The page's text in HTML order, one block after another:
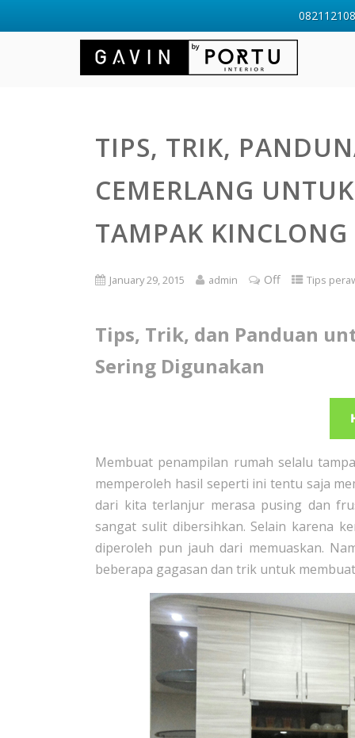
TIPS, TRIK,
CEMERLANG
TAMPAK KINCLONG
January 29, 2015 admin Off Tips
Tips, Trik, dan Panduan
Sering Digunakan
Membuat penampilan rumah selalu
memperoleh hasil seperti ini tentu saja
dari kita terlanjur merasa pusing dan
sangat sulit dibersihkan. Selain karena
diperoleh pun jauh dari memuaskan.
beberapa gagasan dan trik untuk